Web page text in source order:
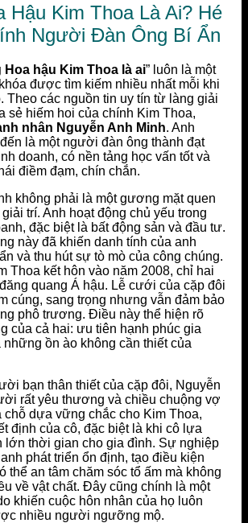
Hậu Kim Thoa Là Ai? Hé
Người Đàn Ông Bí Ẩn
Hoa hậu Kim Thoa là ai” luôn là một
được tìm kiếm nhiều nhất mỗi khi
Theo các nguồn tin uy tín từ làng giải
sẻ hiếm hoi của chính Kim Thoa,
nhân Nguyễn Anh Minh. Anh
là một người đàn ông thành đạt
doanh, có nền tảng học vấn tốt và
điềm đạm, chín chắn.
không phải là một gương mặt quen
trí. Anh hoạt động chủ yếu trong
đặc biệt là bất động sản và đầu tư.
này đã khiến danh tính của anh
và thu hút sự tò mò của công chúng.
Thoa kết hôn vào năm 2008, chỉ hai
quang Á hậu. Lễ cưới của cặp đôi
cúng, sang trọng nhưng vẫn đảm bảo
phô trương. Điều này thể hiện rõ
của cả hai: ưu tiên hạnh phúc gia
những ồn ào không cần thiết của
bạn thân thiết của cặp đôi, Nguyễn
rất yêu thương và chiều chuộng vợ
chỗ dựa vững chắc cho Kim Thoa,
định của cô, đặc biệt là khi cô lựa
lớn thời gian cho gia đình. Sự nghiệp
phát triển ổn định, tạo điều kiện
thể an tâm chăm sóc tổ ấm mà không
về vật chất. Đây cũng chính là một
khiến cuộc hôn nhân của họ luôn
nhiều người ngưỡng mộ.